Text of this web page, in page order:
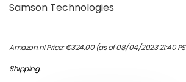
Samson Technologies
Amazon.nl Price:€324.00(as of 08/04/2023 21:40
Shipping.